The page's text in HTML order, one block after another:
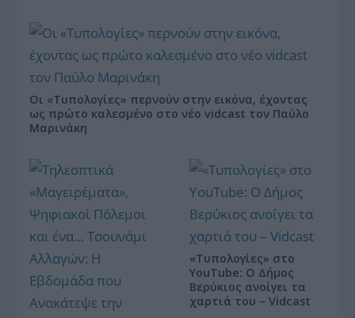
Οι «Τυπολογίες» περνούν στην εικόνα, έχοντας
ως πρώτο καλεσμένο στο νέο vidcast τον Παύλο
Μαρινάκη
«Τυπολογίες» στο
YouTube: Ο Δήμος
Βερύκιος ανοίγει τα
χαρτιά του – Vidcast